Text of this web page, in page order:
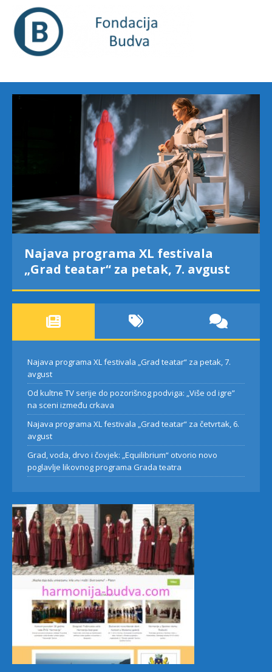
Najava programa XL festivala
„Grad teatar“ za petak, 7. avgust
Najava programa XL festivala „Grad teatar“ za petak, 7.
avgust
Od kultne TV serije do pozorišnog podviga: „Više od igre”
na sceni između crkava
Najava programa XL festivala „Grad teatar“ za četvrtak, 6.
avgust
Grad, voda, drvo i čovjek: „Equilibrium“ otvorio novo
poglavlje likovnog programa Grada teatra